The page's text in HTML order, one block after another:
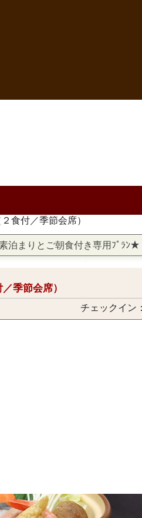
食付／季節会席）
泊まりとご朝食付き専用ﾌﾟﾗﾝ★
季節会席）
チェックイン